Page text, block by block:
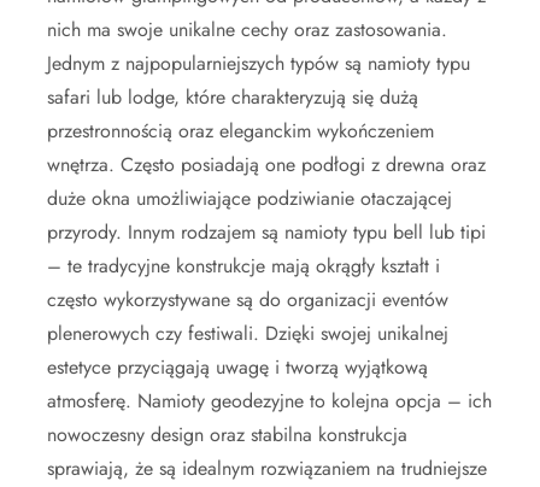
nich ma swoje unikalne cechy oraz zastosowania.
Jednym z najpopularniejszych typów są namioty typu
safari lub lodge, które charakteryzują się dużą
przestronnością oraz eleganckim wykończeniem
wnętrza. Często posiadają one podłogi z drewna oraz
duże okna umożliwiające podziwianie otaczającej
przyrody. Innym rodzajem są namioty typu bell lub tipi
– te tradycyjne konstrukcje mają okrągły kształt i
często wykorzystywane są do organizacji eventów
plenerowych czy festiwali. Dzięki swojej unikalnej
estetyce przyciągają uwagę i tworzą wyjątkową
atmosferę. Namioty geodezyjne to kolejna opcja – ich
nowoczesny design oraz stabilna konstrukcja
sprawiają, że są idealnym rozwiązaniem na trudniejsze